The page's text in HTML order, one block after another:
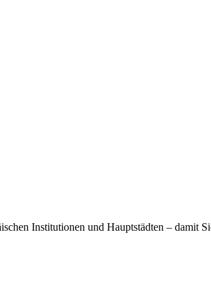
Institutionen und Hauptstädten – damit